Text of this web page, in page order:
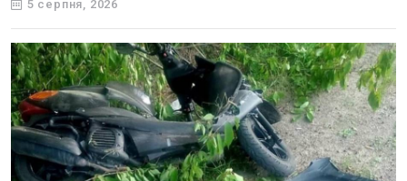
5 серпня, 2026